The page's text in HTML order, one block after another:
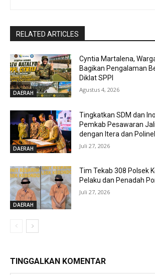
RELATED ARTICLES
DAERAH
Cyntia Martalena,
Bagikan Pengalaman
Diklat SPPI
Agustus 4, 2026
DAERAH
Tingkatkan SDM dan
Pemkab Pesawaran
dengan Itera dan
Juli 27, 2026
DAERAH
Tim Tekab 308 Polsek
Pelaku dan Penadah
Juli 27, 2026
TINGGALKAN KOMENTAR